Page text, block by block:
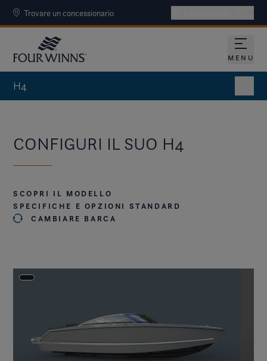
Trovare un concessionario
MENU
H4
CONFIGURI IL SUO H4
SCOPRI IL MODELLO
SPECIFICHE E OPZIONI STANDARD
CAMBIARE BARCA